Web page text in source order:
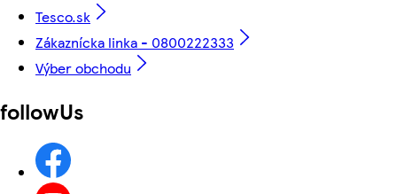
Tesco.sk
Zákaznícka linka - 0800222333
Výber obchodu
followUs